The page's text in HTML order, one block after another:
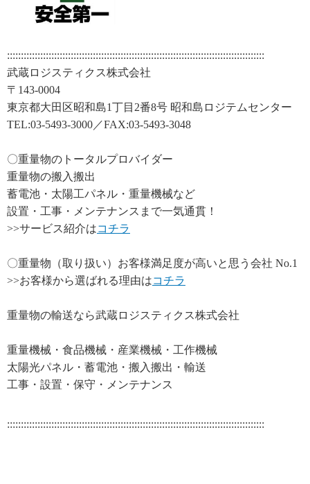
:::::::::::::::::::::::::::::::::::::::::::::::::::::::::::::::::::::::::::::::::::::::::::::
武蔵ロジスティクス株式会社
〒143-0004
東京都大田区昭和島1丁目2番8号 昭和島ロジテムセンター
TEL:03-5493-3000／FAX:03-5493-3048
〇重量物のトータルプロバイダー
重量物の搬入搬出
蓄電池・太陽工パネル・重量機械など
設置・工事・メンテナンスまで一気通貫！
>>サービス紹介はコチラ
〇重量物（取り扱い）お客様満足度が高いと思う会社 No.1
>>お客様から選ばれる理由はコチラ
重量物の輸送なら武蔵ロジスティクス株式会社
重量機械・食品機械・産業機械・工作機械
太陽光パネル・蓄電池・搬入搬出・輸送
工事・設置・保守・メンテナンス
:::::::::::::::::::::::::::::::::::::::::::::::::::::::::::::::::::::::::::::::::::::::::::::